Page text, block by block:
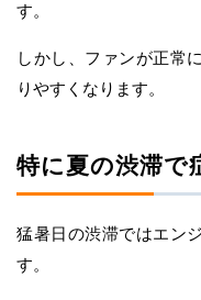
す。
しかし、ファンが正常
りやすくなります。
特に夏の渋滞で
猛暑日の渋滞ではエン
す。